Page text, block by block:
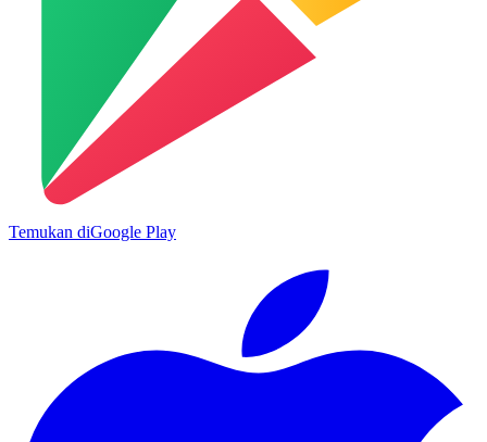
Temukan diGoogle Play